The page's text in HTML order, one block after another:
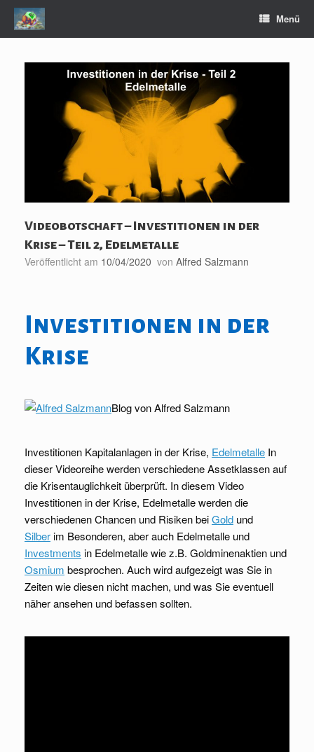
Zum
Inhalt
springen
Menü
Videobotschaft – Investitionen in der
Krise – Teil 2, Edelmetalle
Veröffentlicht am 10/04/2020 von Alfred Salzmann
Investitionen in der
Krise
Blog von Alfred Salzmann
Investitionen Kapitalanlagen in der Krise, Edelmetalle In
dieser Videoreihe werden verschiedene Assetklassen auf
die Krisentauglichkeit überprüft. In diesem Video
Investitionen in der Krise, Edelmetalle werden die
verschiedenen Chancen und Risiken beiGold und
Silberim Besonderen, aber auch Edelmetalle und
Investments in Edelmetalle wie z.B. Goldminenaktien und
Osmium besprochen. Auch wird aufgezeigt was Sie in
Zeiten wie diesen nicht machen, und was Sie eventuell
näher ansehen und befassen sollten.